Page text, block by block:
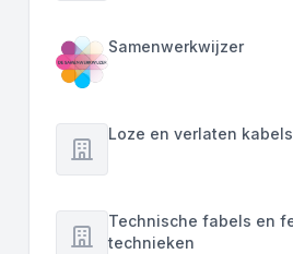
Samenwerkwijzer
Loze en verlaten
Technische fabels en
technieken